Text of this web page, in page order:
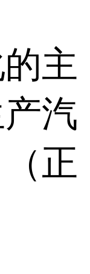
主
汽
正